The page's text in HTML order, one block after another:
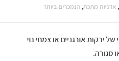
, אדניות מתכת, הנמכרים ביותר
ירקות אורגניים או צמחי נוי
סגורה.